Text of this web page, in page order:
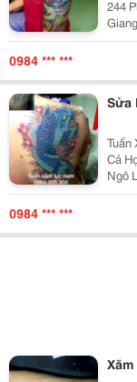
244
0984 *** ***
Sửa
Tuấn
Cả
Ngô
0984 *** ***